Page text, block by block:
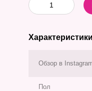
Характеристики
Обзор в
Пол